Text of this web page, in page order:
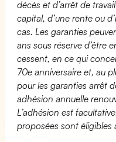
décès et d’arrêt de
capital, d’une rente ou
cas. Les garanties
ans sous réserve d’être
cessent, en ce qui
70e anniversaire et, au
pour les garanties arrêt
adhésion annuelle
L’adhésion est
proposées sont éligibles